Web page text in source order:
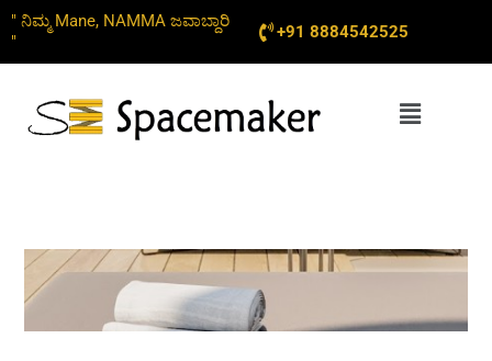
Skip
to
content
" ನಿಮ್ಮ Mane, NAMMA ಜವಾಬ್ದಾರಿ
"
+91 8884542525
Menu